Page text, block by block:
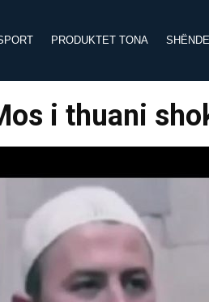
PRODUKTET TONA
i thuani